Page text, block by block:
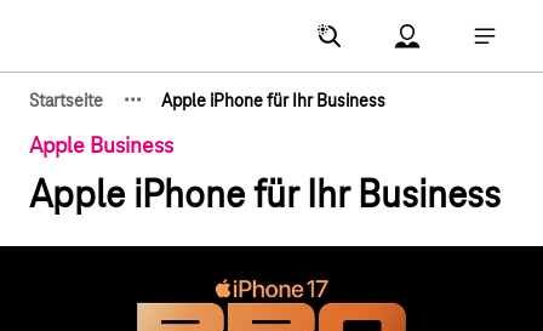
Account Menu
Startseite
Zeige verborgene Breadcrumb-Elemente
··· Apple iPhone für Ihr Business
Apple Business
Apple iPhone für Ihr Business